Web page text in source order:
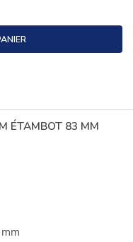
ÉTAMBOT 83 MM